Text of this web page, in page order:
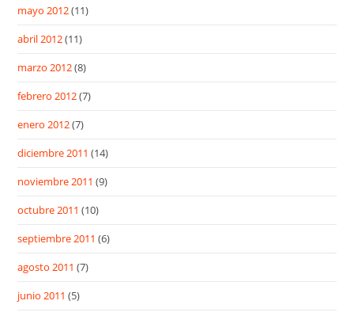
mayo 2012(11)
abril 2012(11)
marzo 2012(8)
febrero 2012(7)
enero 2012(7)
diciembre 2011 (14)
noviembre 2011 (9)
octubre 2011 (10)
septiembre 2011 (6)
agosto 2011 (7)
junio 2011 (5)